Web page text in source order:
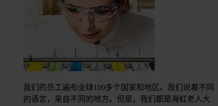
我们的员工遍布全球100多个国家和地区。我们说着不同
的语言，来自不同的地方。但是，我们都是海虹老人大